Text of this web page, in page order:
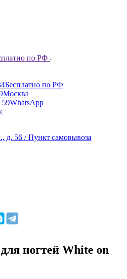
по РФ
Бесплатно по РФ
Москва
59WhatsApp
д. 56 / Пункт самовывоза
ногтей White on